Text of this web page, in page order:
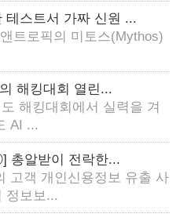
테스트서 가짜 신원 ...
트로픽의 미토스(Mythos)
해킹대회 열린...
해킹대회에서 실력을 겨
AI ...
총알받이 전락한...
고객 개인신용정보 유출 사
정보보...